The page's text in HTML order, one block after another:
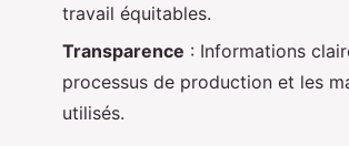
travail équitables.
Transparence : Informations
processus de production et les
utilisés.